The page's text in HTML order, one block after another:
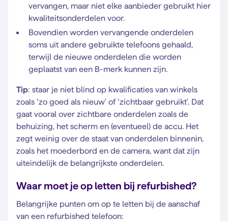
vervangen, maar niet elke aanbieder gebruikt hier
kwaliteitsonderdelen voor.
Bovendien worden vervangende onderdelen
soms uit andere gebruikte telefoons gehaald,
terwijl de nieuwe onderdelen die worden
geplaatst van een B-merk kunnen zijn.
Tip: staar je niet blind op kwalificaties van winkels
zoals ‘zo goed als nieuw' of ‘zichtbaar gebruikt'. Dat
gaat vooral over zichtbare onderdelen zoals de
behuizing, het scherm en (eventueel) de accu. Het
zegt weinig over de staat van onderdelen binnenin,
zoals het moederbord en de camera, want dat zijn
uiteindelijk de belangrijkste onderdelen.
Waar moet je op letten bij refurbished?
Belangrijke punten om op te letten bij de aanschaf
van een refurbished telefoon: